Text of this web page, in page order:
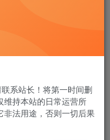
备份还原等多功能于
业级的数据恢复软件
硬盘分区工具 ，除提
区备份还原、更多实
系站长！将第一时间删
维持本站的日常运营所
法用途，否则一切后果